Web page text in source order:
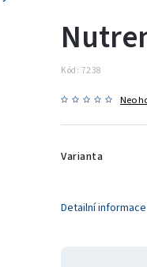
Kód: 7238
Varianta
Detailní informace